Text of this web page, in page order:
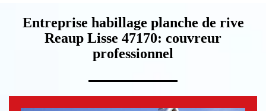
Entreprise habillage planche de rive
Reaup Lisse 47170: couvreur
professionnel